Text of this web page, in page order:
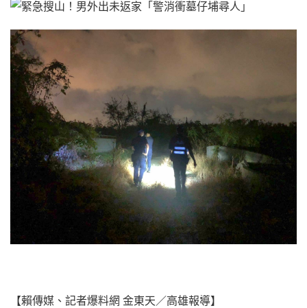
【賴傳媒、記者爆料網 金東天／高雄報導】